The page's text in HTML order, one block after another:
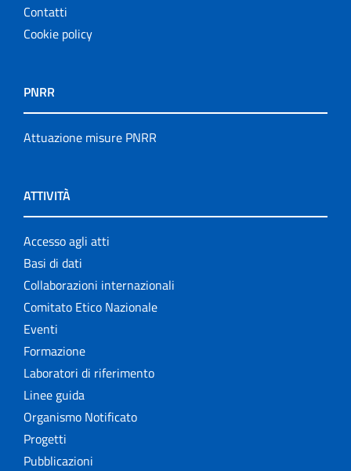
Contatti
Cookie policy
PNRR
Attuazione misure PNRR
ATTIVITÀ
Accesso agli atti
Basi di dati
Collaborazioni internazionali
Comitato Etico Nazionale
Eventi
Formazione
Laboratori di riferimento
Linee guida
Organismo Notificato
Progetti
Pubblicazioni